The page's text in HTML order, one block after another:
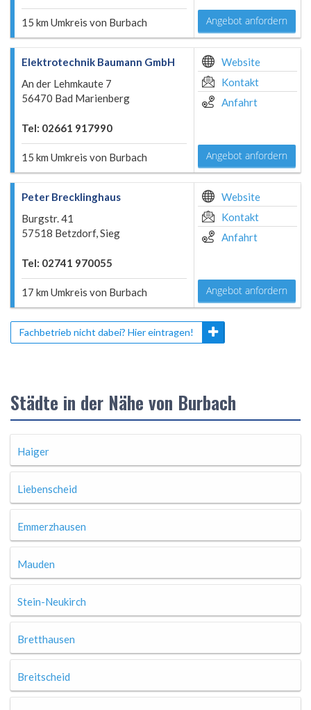
15 km Umkreis von Burbach Angebot anfordern
Elektrotechnik Baumann GmbH
An der Lehmkaute 7
56470 Bad Marienberg
Tel: 02661 917990
15 km Umkreis von Burbach
Website
Kontakt
Anfahrt
Angebot anfordern
Peter Brecklinghaus
Burgstr. 41
57518 Betzdorf, Sieg
Tel: 02741 970055
17 km Umkreis von Burbach
Website
Kontakt
Anfahrt
Angebot anfordern
Fachbetrieb nicht dabei? Hier eintragen!
Städte in der Nähe von Burbach
Haiger
Liebenscheid
Emmerzhausen
Mauden
Stein-Neukirch
Bretthausen
Breitscheid